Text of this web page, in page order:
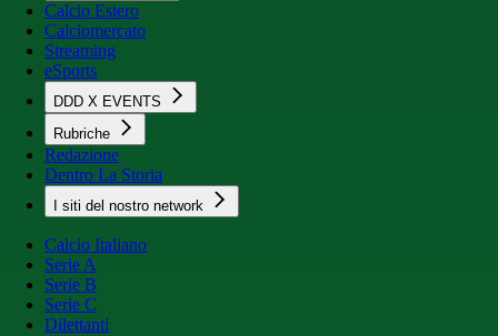
Calcio Estero
Calciomercato
Streaming
eSports
DDD X EVENTS
Rubriche
Redazione
Dentro La Storia
I siti del nostro network
Calcio Italiano
Serie A
Serie B
Serie C
Dilettanti